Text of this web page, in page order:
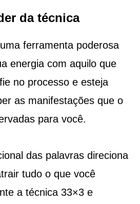
da técnica
ferramenta poderosa
energia com aquilo que
no processo e esteja
as manifestações que o
para você.
das palavras direciona
tudo o que você
a técnica 33×3 e